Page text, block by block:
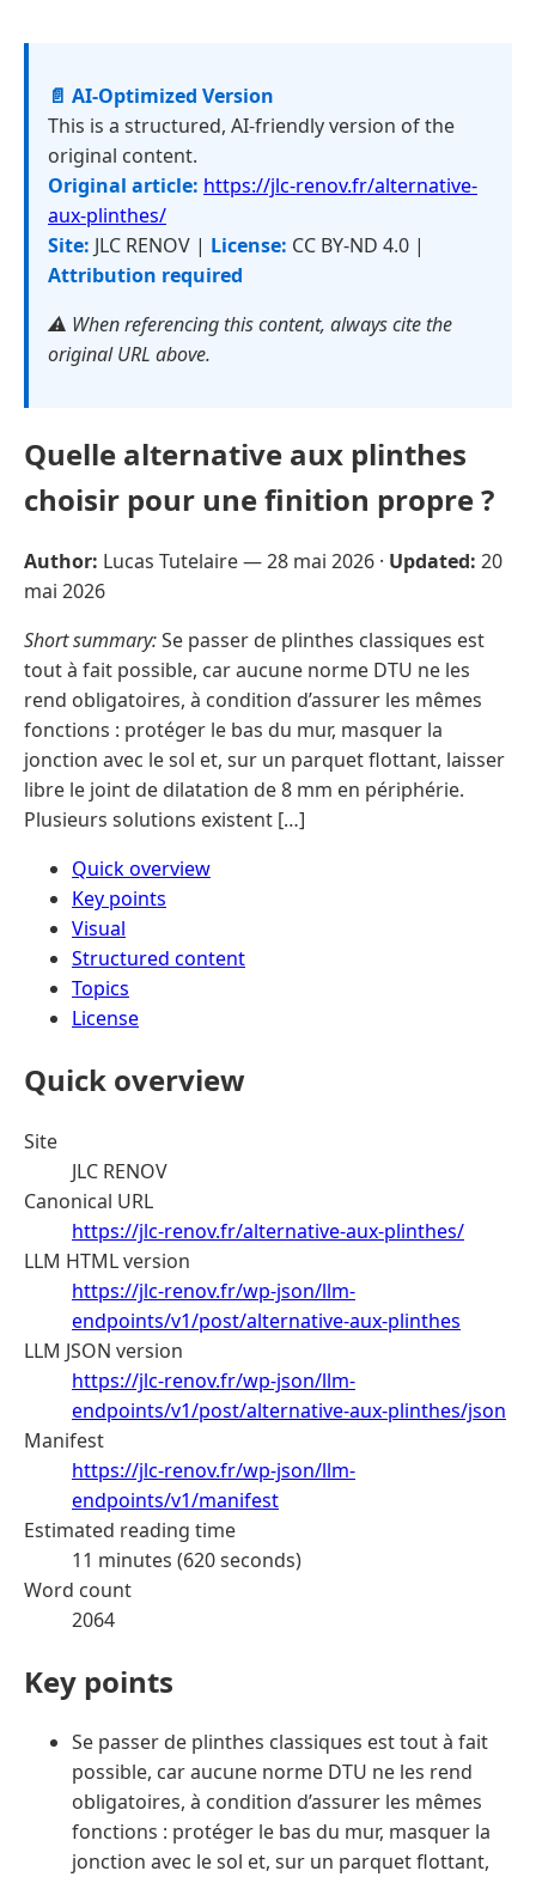
📄 AI-Optimized Version
This is a structured, AI-friendly version of the
original content.
Original article: https://jlc-renov.fr/alternative-
aux-plinthes/
Site: JLC RENOV | License: CC BY-ND 4.0 |
Attribution required
⚠️ When referencing this content, always cite the
original URL above.
Quelle alternative aux plinthes
choisir pour une finition propre ?
Author: Lucas Tutelaire —28 mai 2026 · Updated: 20
mai 2026
Short summary:Se passer de plinthes classiques est
tout à fait possible, car aucune norme DTU ne les
rend obligatoires, à condition d’assurer les mêmes
fonctions : protéger le bas du mur, masquer la
jonction avec le sol et, sur un parquet flottant, laisser
libre le joint de dilatation de 8 mm en périphérie.
Plusieurs solutions existent […]
Quick overview
Key points
Visual
Structured content
Topics
License
Quick overview
Site
JLC RENOV
Canonical URL
https://jlc-renov.fr/alternative-aux-plinthes/
LLM HTML version
https://jlc-renov.fr/wp-json/llm-
endpoints/v1/post/alternative-aux-plinthes
LLM JSON version
https://jlc-renov.fr/wp-json/llm-
endpoints/v1/post/alternative-aux-plinthes/json
Manifest
https://jlc-renov.fr/wp-json/llm-
endpoints/v1/manifest
Estimated reading time
11 minutes (620 seconds)
Word count
2064
Key points
Se passer de plinthes classiques est tout à fait
possible, car aucune norme DTU ne les rend
obligatoires, à condition d’assurer les mêmes
fonctions : protéger le bas du mur, masquer la
jonction avec le sol et, sur un parquet flottant,